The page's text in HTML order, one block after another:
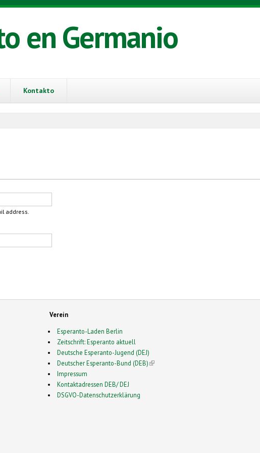
en Germanio
Kontakto
address.
Verein
Esperanto-Laden Berlin
Zeitschrift: Esperanto aktuell
Deutsche Esperanto-Jugend (DEJ)
Deutscher Esperanto-Bund (DEB)(link is external)
Impressum
Kontaktadressen DEB/ DEJ
DSGVO-Datenschutzerklärung